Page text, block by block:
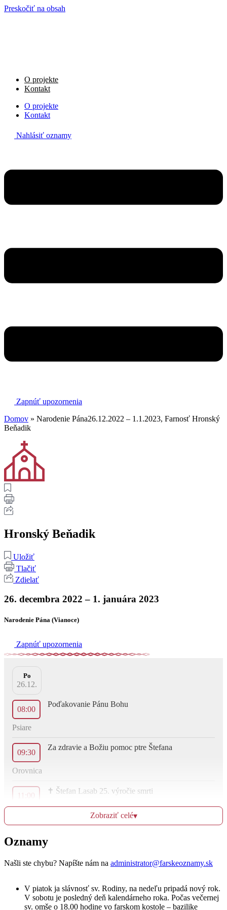
Preskočiť na obsah
O projekte
Kontakt
O projekte
Kontakt
Nahlásiť oznamy
Zapnúť upozornenia
Domov » Narodenie Pána26.12.2022 – 1.1.2023, Farnosť Hronský
Beňadik
Hronský Beňadik
Uložiť
Tlačiť
Zdielať
26. decembra 2022 – 1. januára 2023
Narodenie Pána (Vianoce)
Zapnúť upozornenia
Po
26.12.
08:00
Poďakovanie Pánu Bohu
Psiare
09:30
Za zdravie a Božiu pomoc ptre Štefana
Orovnica
11:00
✝︎ Štefan Lasab 25. výročie smrti
Farský kostol
Zobraziť celé▾
Oznamy
Našli ste chybu? Napíšte nám na administrator@farskeoznamy.sk
V piatok ja slávnosť sv. Rodiny, na nedeľu pripadá nový rok.
V sobotu je posledný deň kalendárneho roka. Počas večernej
sv. omše o 18.00 hodine vo farskom kostole – bazilike